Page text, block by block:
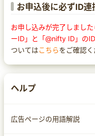
お申込後に必ずID連
お申し込みが完了しまし
ーID」と「@nifty ID」の
ついてはこちらをご確認く
ヘルプ
広告ページの用語解説